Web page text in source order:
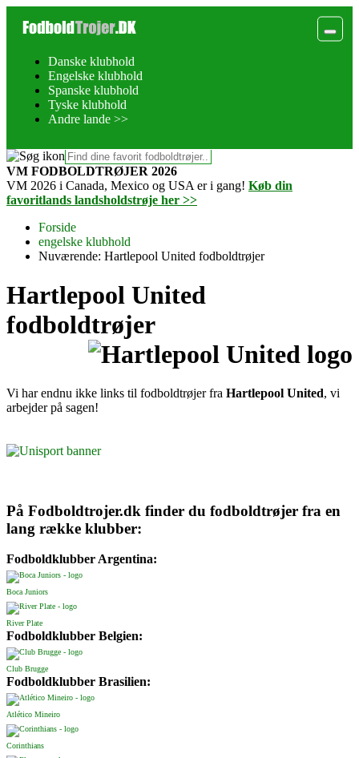
Danske klubhold
Engelske klubhold
Spanske klubhold
Tyske klubhold
Andre lande >>
VM FODBOLDTRØJER 2026
VM 2026 i Canada, Mexico og USA er i gang! Køb din
favoritlands landsholdstrøje her >>
Forside
engelske klubhold
Nuværende: Hartlepool United fodboldtrøjer
Hartlepool United
fodboldtrøjer
Vi har endnu ikke links til fodboldtrøjer fra Hartlepool United, vi
arbejder på sagen!
På Fodboldtrojer.dk finder du fodboldtrøjer fra en
lang række klubber:
Fodboldklubber Argentina:
Boca Juniors
River Plate
Fodboldklubber Belgien:
Club Brugge
Fodboldklubber Brasilien:
Atlético Mineiro
Corinthians